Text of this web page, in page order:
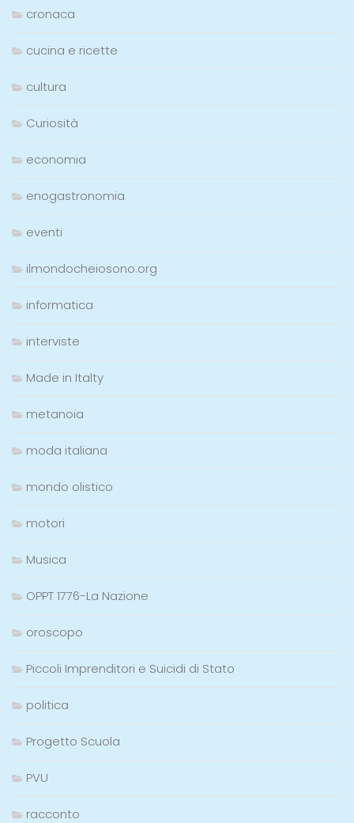
cronaca
cucina e ricette
cultura
Curiosità
economia
enogastronomia
eventi
ilmondocheiosono.org
informatica
interviste
Made in Italty
metanoia
moda italiana
mondo olistico
motori
Musica
OPPT 1776-La Nazione
oroscopo
Piccoli Imprenditori e Suicidi di Stato
politica
Progetto Scuola
PVU
racconto